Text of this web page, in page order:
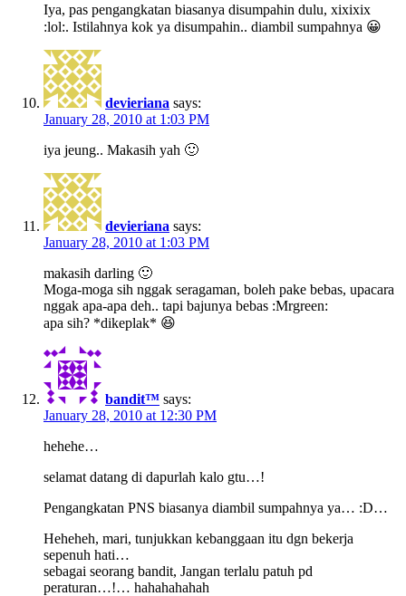
Iya, pas pengangkatan biasanya disumpahin dulu, xixixix
:lol:. Istilahnya kok ya disumpahin.. diambil sumpahnya 😀
devieriana says:
January 28, 2010 at 1:03 PM
iya jeung.. Makasih yah 🙂
devieriana says:
January 28, 2010 at 1:03 PM
makasih darling 🙂
Moga-moga sih nggak seragaman, boleh pake bebas, upacara
nggak apa-apa deh.. tapi bajunya bebas :Mrgreen:
apa sih? *dikeplak* 😆
bandit™ says:
January 28, 2010 at 12:30 PM
hehehe…
selamat datang di dapurlah kalo gtu…!
Pengangkatan PNS biasanya diambil sumpahnya ya… :D…
Heheheh, mari, tunjukkan kebanggaan itu dgn bekerja
sepenuh hati…
sebagai seorang bandit, Jangan terlalu patuh pd
peraturan…!… hahahahahah